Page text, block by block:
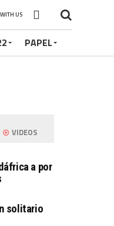
US
PAPEL
VIDEOS
a por
solitario